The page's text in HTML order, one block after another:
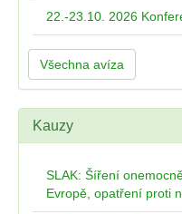
22.-23.10. 2026
Všechna avíza
Kauzy
SLAK: Šíření
Evropě, opatření proti